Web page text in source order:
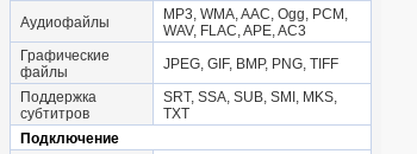
Аудиофайлы
MP3, WMA, AAC, Ogg, PCM,
WAV, FLAC, APE, AC3
Графические
файлы
JPEG, GIF, BMP, PNG, TIFF
Поддержка
субтитров
SRT, SSA, SUB, SMI, MKS,
TXT
Подключение